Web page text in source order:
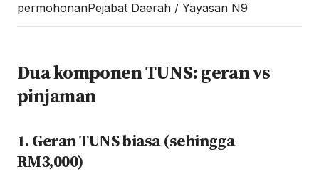
permohonanPejabat Daerah / Yayasan N9
Dua komponen TUNS: geran vs
pinjaman
1. Geran TUNS biasa (sehingga
RM3,000)